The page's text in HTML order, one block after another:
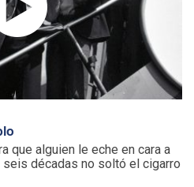
que alguien le eche en cara a
seis décadas no soltó el cigarro